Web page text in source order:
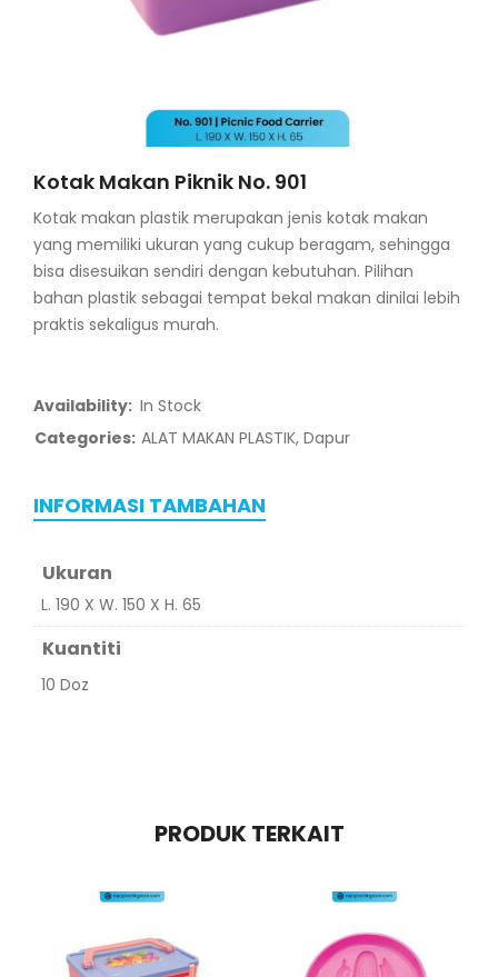
Kotak Makan Piknik No. 901
Kotak makan plastik merupakan jenis kotak makan
yang memiliki ukuran yang cukup beragam, sehingga
bisa disesuikan sendiri dengan kebutuhan. Pilihan
bahan plastik sebagai tempat bekal makan dinilai lebih
praktis sekaligus murah.
Availability: In Stock
Categories: ALAT MAKAN PLASTIK, Dapur
INFORMASI TAMBAHAN
Ukuran
L. 190 X W. 150 X H. 65
Kuantiti
10 Doz
PRODUK TERKAIT